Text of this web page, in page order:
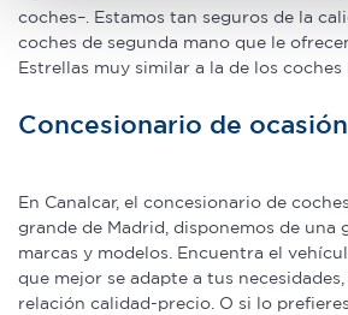
Obtenga más información sobre
datos personales y establezca sus
sección de datos. Puede cambiar o
de cookies.
el contenido y los anuncios, ofrecer
sociales y analizar el tráfico.
información sobre el uso que haga del
nuestros partners de redes sociales,
coches–. Estamos tan seguros de la
coches de segunda mano que le
Estrellas muy similar a la de los coches
Concesionario de
En Canalcar, el concesionario de
grande de Madrid, disponemos de una
marcas y modelos. Encuentra el
que mejor se adapte a tus
relación calidad-precio. O si lo